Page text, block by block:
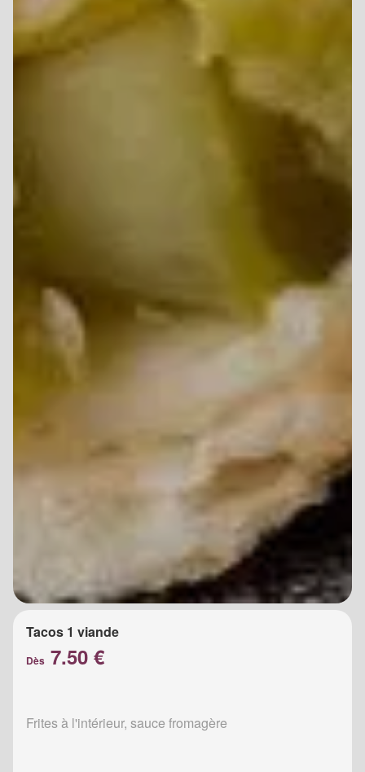
Tacos 1 viande
Dès 7.50 €
Frites à l'intérieur, sauce fromagère